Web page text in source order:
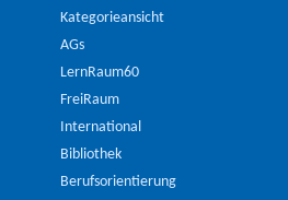
Kategorieansicht
AGs
LernRaum60
FreiRaum
International
Bibliothek
Berufsorientierung